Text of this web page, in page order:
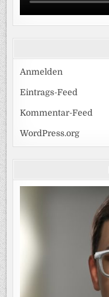
Anmelden
Eintrags-Feed
Kommentar-Feed
WordPress.org